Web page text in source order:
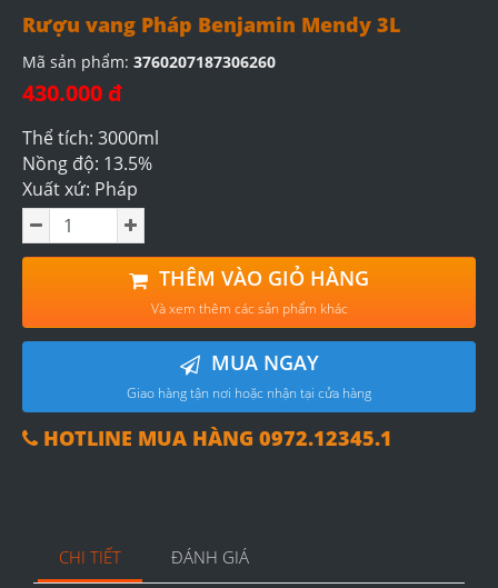
Rượu vang Pháp Benjamin Mendy 3L
Mã sản phẩm: 3760207187306260
430.000 đ
Thể tích: 3000ml
Nồng độ: 13.5%
Xuất xứ: Pháp
THÊM VÀO GIỎ HÀNG
Và xem thêm các sản phẩm khác
MUA NGAY
Giao hàng tận nơi hoặc nhận tại cửa hàng
HOTLINE MUA HÀNG 0972.12345.1
CHI TIẾT ĐÁNH GIÁ